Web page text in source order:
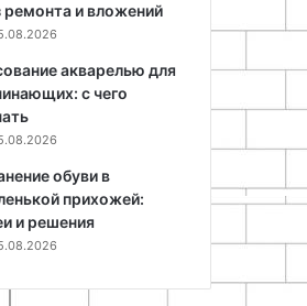
ремонта и вложений
акварелью для
с чего
обуви в
прихожей:
и решения